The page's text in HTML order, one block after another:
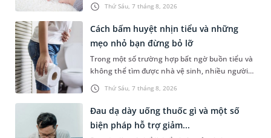
Thứ Sáu, 7 tháng 8, 2026
Những chia sẻ dưới đây sẽ giúp ch...
Thứ Sáu, 7 tháng 8, 2026
Cách bấm huyệt nhịn tiểu và những
mẹo nhỏ bạn đừng bỏ lỡ
Trong một số trường hợp bất ngờ buồn tiểu và
không thể tìm được nhà vệ sinh, nhiều người
đã áp dụng phương pháp bấm huyệt nhịn tiểu.
Vậy cách bấm huyệt nhịn...
Đau dạ dày uống thuốc gì và một số
biện pháp hỗ trợ giảm...